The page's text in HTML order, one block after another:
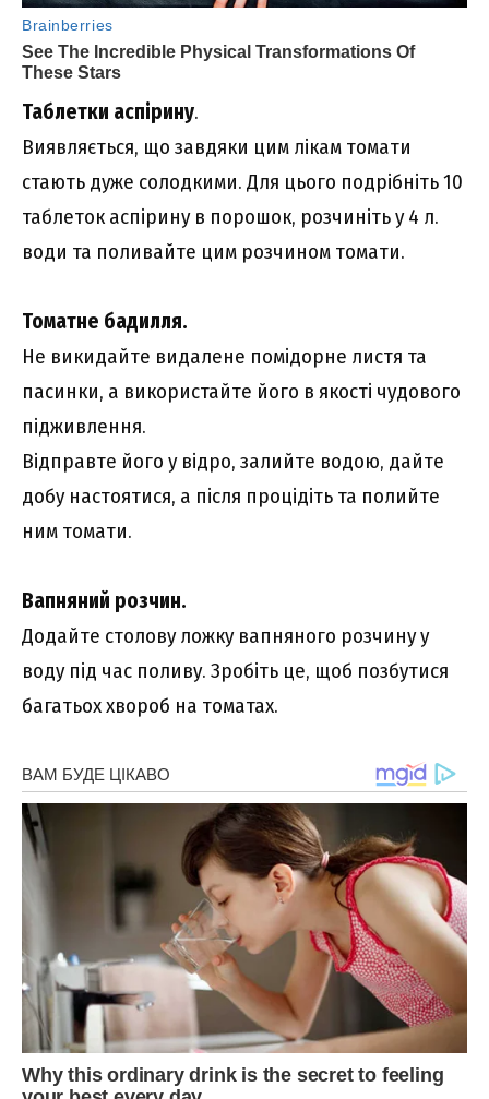
Таблетки аспірину.
Виявляється, що завдяки цим лікам томати
стають дуже солодкими. Для цього подрібніть 10
таблеток аспірину в порошок, розчиніть у 4 л.
води та поливайте цим розчином томати.
Томатне бадилля.
Не викидайте видалене помідорне листя та
пасинки, а використайте його в якості чудового
підживлення.
Відправте його у відро, залийте водою, дайте
добу настоятися, а після процідіть та полийте
ним томати.
Вапняний розчин.
Додайте столову ложку вапняного розчину у
воду під час поливу. Зробіть це, щоб позбутися
багатьох хвороб на томатах.